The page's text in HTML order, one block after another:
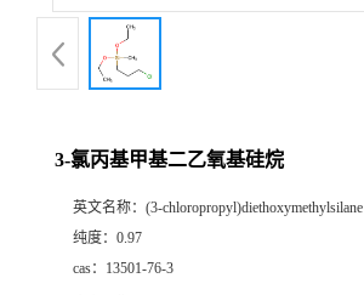
3-氯丙基甲基二乙氧基硅烷
英文名称： (3-chloropropyl)diethoxymethylsilane
纯度： 0.97
cas： 13501-76-3